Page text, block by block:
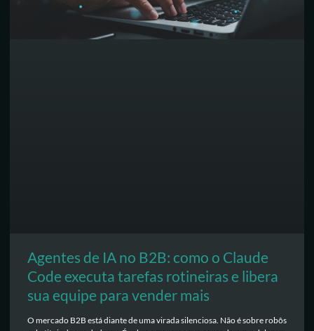
Agentes de IA no B2B: como o Claude
Code executa tarefas rotineiras e libera
sua equipe para vender mais
O mercado B2B está diante de uma virada silenciosa. Não é sobre robôs